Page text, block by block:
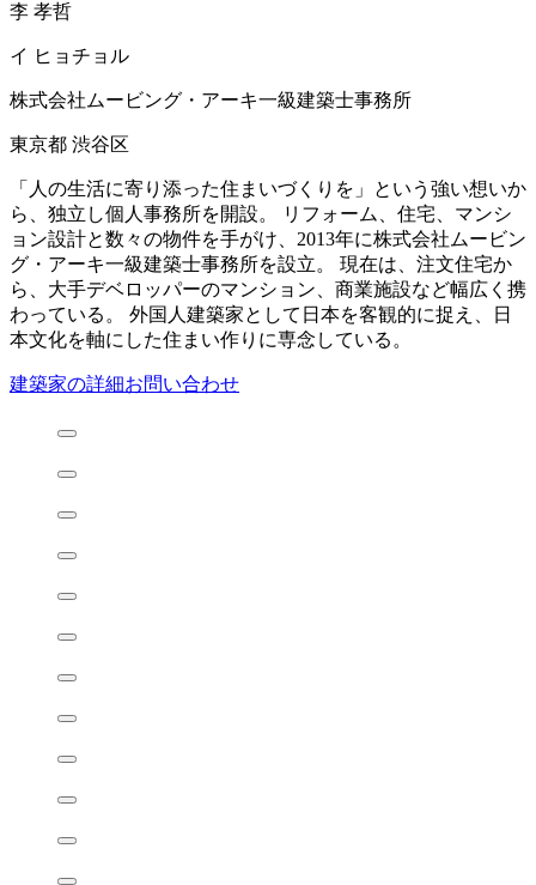
李 孝哲
イ ヒョチョル
株式会社ムービング・アーキ一級建築士事務所
東京都 渋谷区
「人の生活に寄り添った住まいづくりを」という強い想いか
ら、独立し個人事務所を開設。 リフォーム、住宅、マンシ
ョン設計と数々の物件を手がけ、2013年に株式会社ムービン
グ・アーキ一級建築士事務所を設立。 現在は、注文住宅か
ら、大手デベロッパーのマンション、商業施設など幅広く携
わっている。 外国人建築家として日本を客観的に捉え、日
本文化を軸にした住まい作りに専念している。
建築家の詳細お問い合わせ